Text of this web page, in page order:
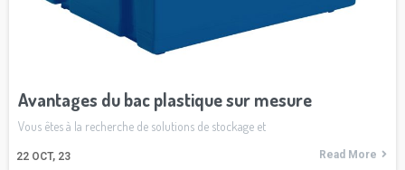
Avantages du bac plastique sur mesure
22 OCT, 23
Vous êtes à la recherche de solutions de stockage et
Read More